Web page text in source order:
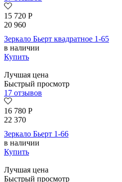
15 720 Р
20 960
Зеркало Бьерт квадратное 1-65
в наличии
Купить
Лучшая цена
Быстрый просмотр
17 отзывов
16 780 Р
22 370
Зеркало Бьерт 1-66
в наличии
Купить
Лучшая цена
Быстрый просмотр